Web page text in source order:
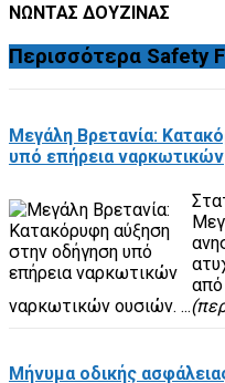
ΝΩΝΤΑΣ ΔΟΥΖΙΝΑΣ
Περισσότερα Safety
Μεγάλη Βρετανία:
υπό επήρεια ναρκωτικών
από
ναρκωτικών ουσιών. ...
Μήνυμα οδικής